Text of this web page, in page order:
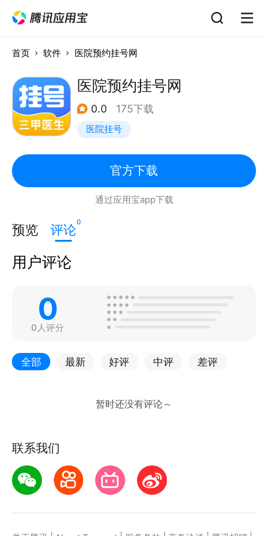
首页 软件 医院预约挂号网
医院预约挂号网
0.0 175下载
医院挂号
官方下载
通过应用宝app下载
预览 评论0
用户评论
0
0人评分
全部 最新 好评 中评 差评
联系我们